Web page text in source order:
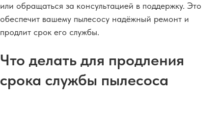
или обращаться за консультацией в поддержку. Это
обеспечит вашему пылесосу надёжный ремонт и
продлит срок его службы.
Что делать для продления
срока службы пылесоса